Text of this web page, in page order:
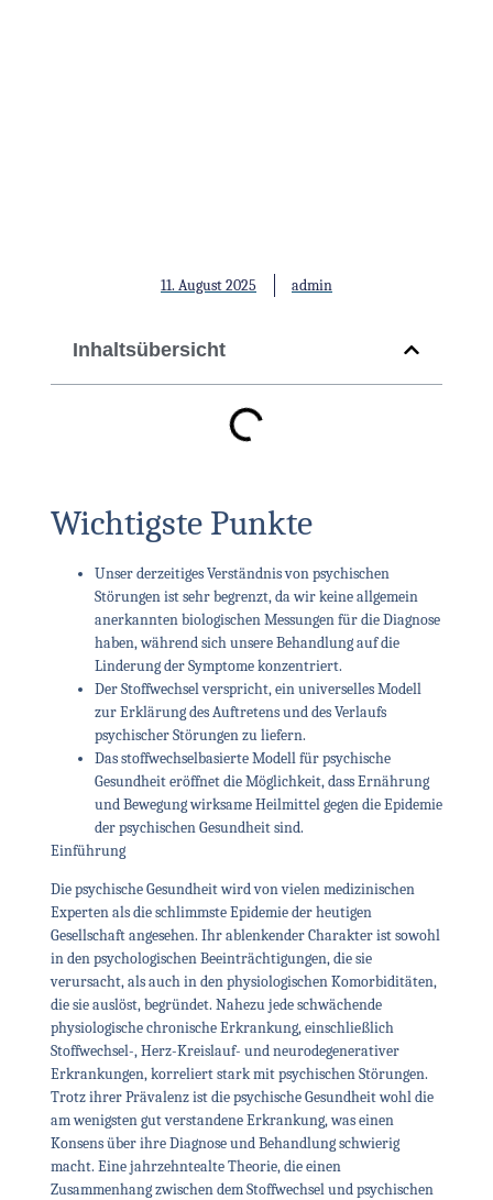
11. August 2025 admin
Wichtigste Punkte
Unser derzeitiges Verständnis von psychischen
Störungen ist sehr begrenzt, da wir keine allgemein
anerkannten biologischen Messungen für die Diagnose
haben, während sich unsere Behandlung auf die
Linderung der Symptome konzentriert.
Der Stoffwechsel verspricht, ein universelles Modell
zur Erklärung des Auftretens und des Verlaufs
psychischer Störungen zu liefern.
Das stoffwechselbasierte Modell für psychische
Gesundheit eröffnet die Möglichkeit, dass Ernährung
und Bewegung wirksame Heilmittel gegen die Epidemie
der psychischen Gesundheit sind.
Einführung
Die psychische Gesundheit wird von vielen medizinischen
Experten als die schlimmste Epidemie der heutigen
Gesellschaft angesehen. Ihr ablenkender Charakter ist sowohl
in den psychologischen Beeinträchtigungen, die sie
verursacht, als auch in den physiologischen Komorbiditäten,
die sie auslöst, begründet. Nahezu jede schwächende
physiologische chronische Erkrankung, einschließlich
Stoffwechsel-, Herz-Kreislauf- und neurodegenerativer
Erkrankungen, korreliert stark mit psychischen Störungen.
Trotz ihrer Prävalenz ist die psychische Gesundheit wohl die
am wenigsten gut verstandene Erkrankung, was einen
Konsens über ihre Diagnose und Behandlung schwierig
macht. Eine jahrzehntealte Theorie, die einen
Zusammenhang zwischen dem Stoffwechsel und psychischen
Inhaltsübersicht